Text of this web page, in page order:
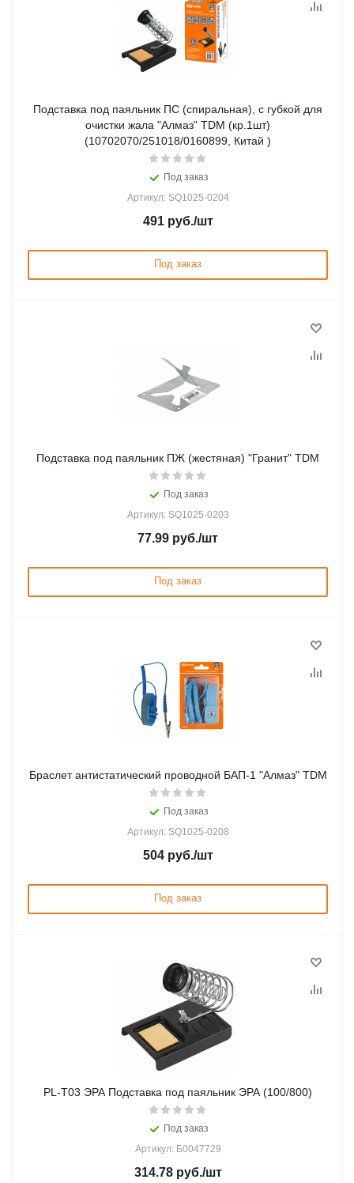
Подставка под паяльник ПС (спиральная), с губкой для
очистки жала "Алмаз" TDM (кр.1шт)
(10702070/251018/0160899, Китай )
Под заказ
Артикул: SQ1025-0204
491руб./шт
Под заказ
Подставка под паяльник ПЖ (жестяная) "Гранит" TDM
Под заказ
Артикул: SQ1025-0203
77.99 руб./шт
Под заказ
Браслет антистатический проводной БАП-1 "Алмаз" TDM
Под заказ
Артикул: SQ1025-0208
504руб./шт
Под заказ
PL-T03 ЭРА Подставка под паяльник ЭРА (100/800)
Под заказ
Артикул: Б0047729
314.78руб./шт